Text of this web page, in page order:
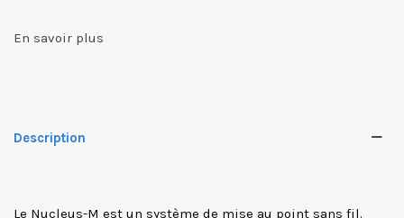
En savoir plus
Description
Le Nucleus-M est un système de mise au point sans fil.
✕